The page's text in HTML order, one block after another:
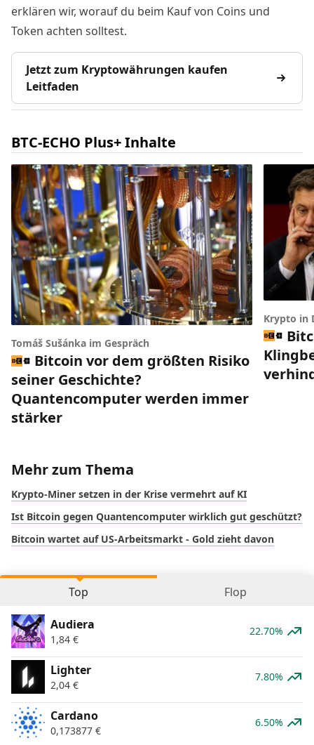
erklären wir, worauf du beim Kauf von Coins und
Token achten solltest.
Jetzt zum Kryptowährungen kaufen
Leitfaden
BTC-ECHO Plus+ Inhalte
Tomáš Sušánka im Gespräch
Bitcoin vor dem größten Risiko
seiner Geschichte?
Quantencomputer werden immer
stärker
Krypto in
Mehr zum Thema
Krypto-Miner setzen in der Krise vermehrt auf KI
Ist Bitcoin gegen Quantencomputer wirklich gut geschützt?
Bitcoin wartet auf US-Arbeitsmarkt - Gold zieht davon
Top Flop
Audiera
1,84 €
22.70%
Lighter
2,04 €
7.80%
Cardano
0,173877 €
6.50%